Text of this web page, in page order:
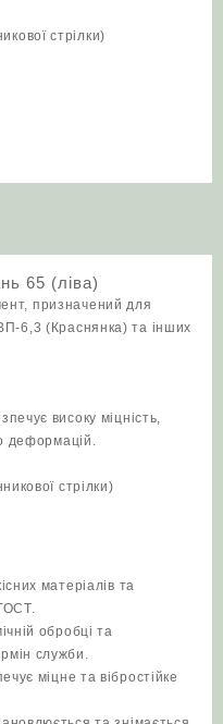
стрілки)
65 (ліва)
призначений для
6,3 (Краснянка) та інших
високу міцність,
деформацій.
стрілки)
матеріалів та
обробці та
служби.
міцне та вібростійке